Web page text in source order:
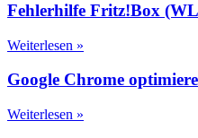
Fehlerhilfe Fritz!Box
Weiterlesen »
Google Chrome
Weiterlesen »